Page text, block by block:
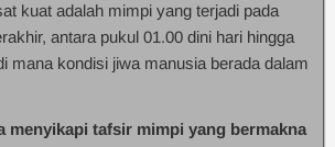
kuat adalah mimpi yang terjadi pada
antara pukul 01.00 dini hari hingga
mana kondisi jiwa manusia berada dalam
menyikapi tafsir mimpi yang bermakna